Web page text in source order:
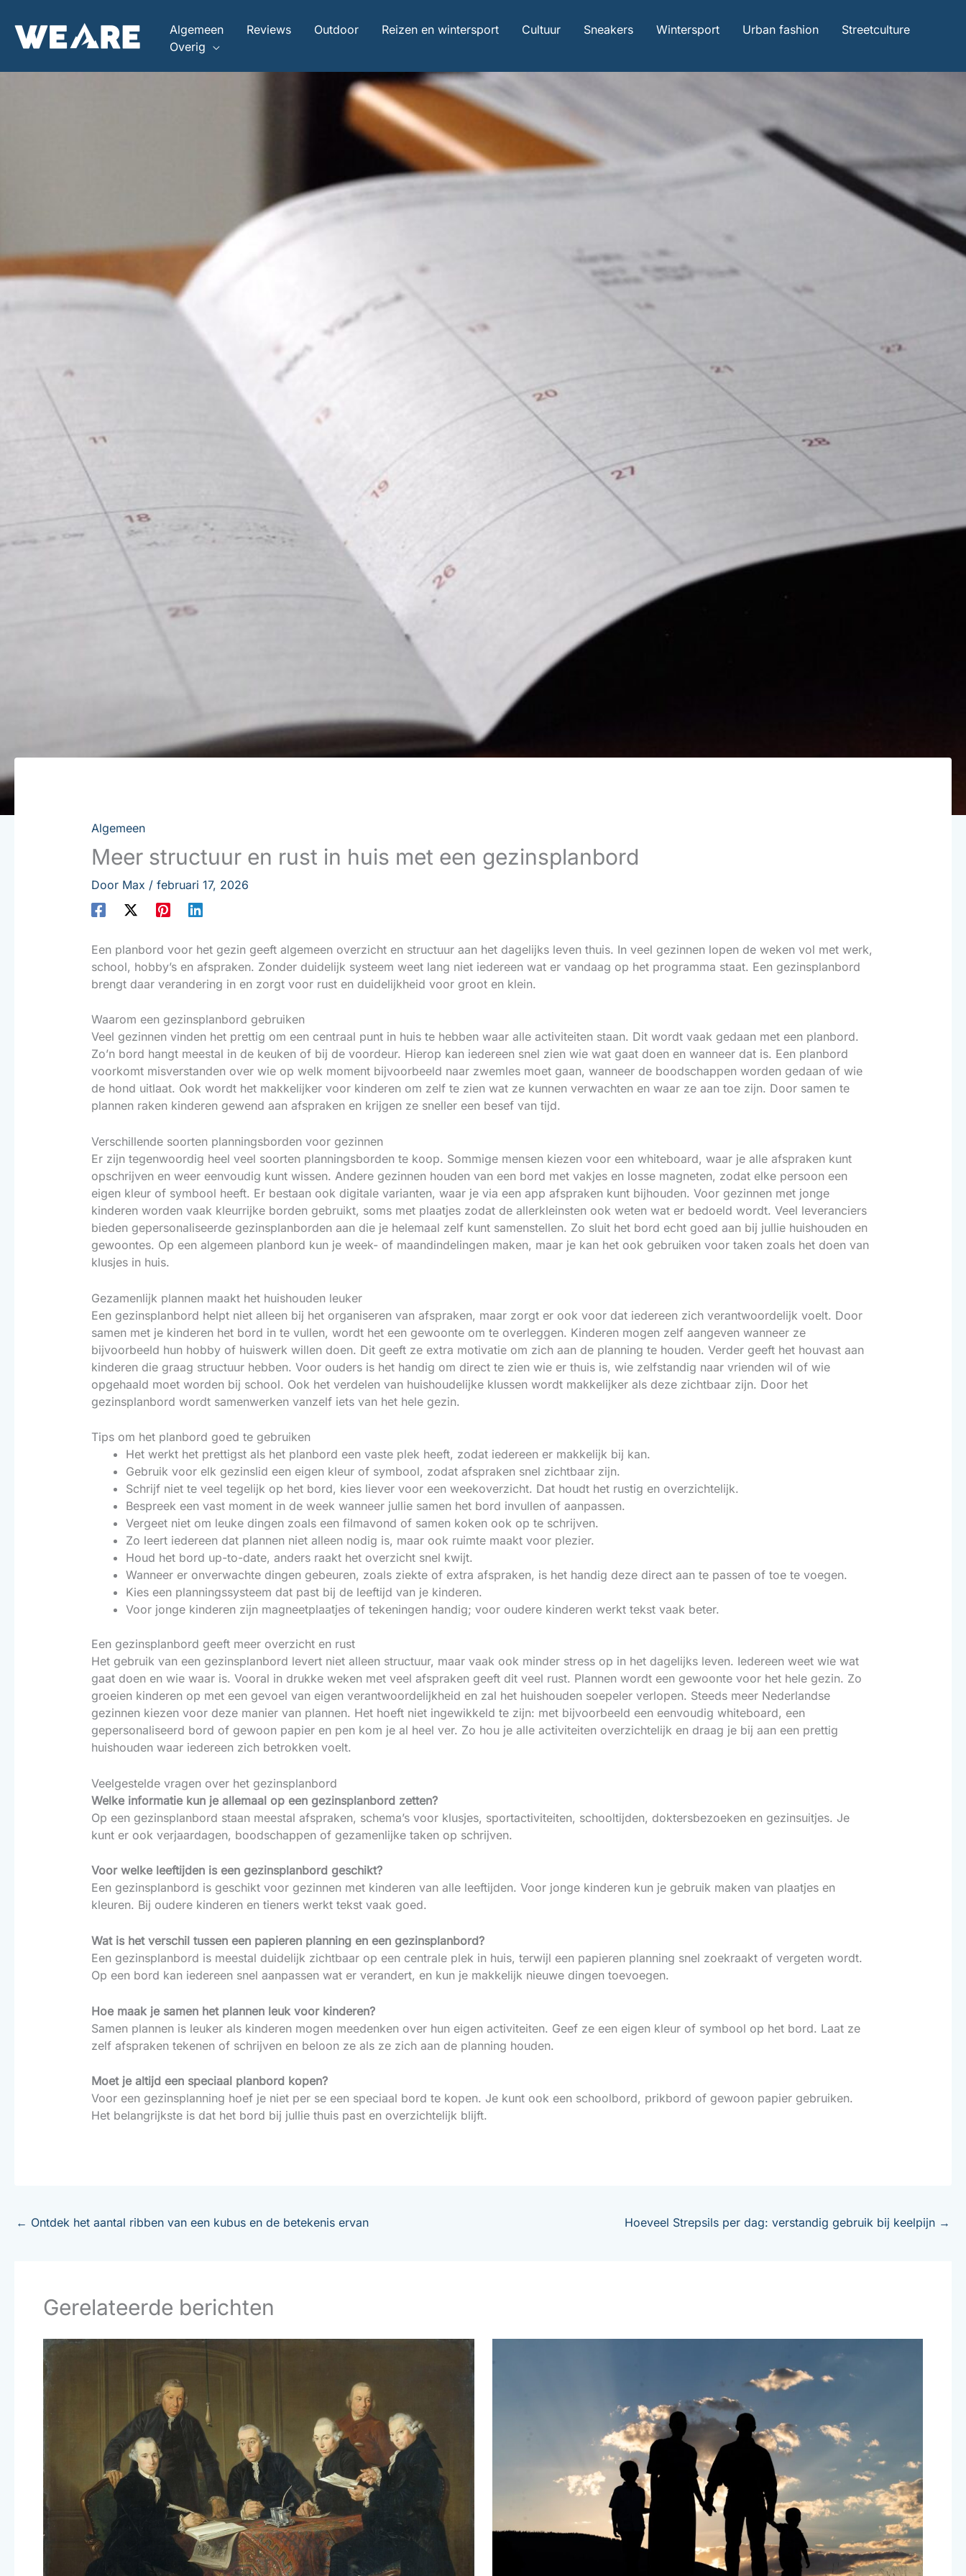
naar
Algemeen Reviews Outdoor Reizen en wintersport Cultuur Sneakers Wintersport Urban fashion
Streetculture
Overig
Algemeen
Meer structuur en rust in huis met een gezinsplanbord
Door Max / februari 17, 2026
Een planbord voor het gezin geeft algemeen overzicht en structuur aan het dagelijks leven thuis. In veel gezinnen lopen de weken vol met werk,
school, hobby’s en afspraken. Zonder duidelijk systeem weet lang niet iedereen wat er vandaag op het programma staat. Een gezinsplanbord
brengt daar verandering in en zorgt voor rust en duidelijkheid voor groot en klein.
Waarom een gezinsplanbord gebruiken
Veel gezinnen vinden het prettig om een centraal punt in huis te hebben waar alle activiteiten staan. Dit wordt vaak gedaan met een planbord.
Zo’n bord hangt meestal in de keuken of bij de voordeur. Hierop kan iedereen snel zien wie wat gaat doen en wanneer dat is. Een planbord
voorkomt misverstanden over wie op welk moment bijvoorbeeld naar zwemles moet gaan, wanneer de boodschappen worden gedaan of wie
de hond uitlaat. Ook wordt het makkelijker voor kinderen om zelf te zien wat ze kunnen verwachten en waar ze aan toe zijn. Door samen te
plannen raken kinderen gewend aan afspraken en krijgen ze sneller een besef van tijd.
Verschillende soorten planningsborden voor gezinnen
Er zijn tegenwoordig heel veel soorten planningsborden te koop. Sommige mensen kiezen voor een whiteboard, waar je alle afspraken kunt
opschrijven en weer eenvoudig kunt wissen. Andere gezinnen houden van een bord met vakjes en losse magneten, zodat elke persoon een
eigen kleur of symbool heeft. Er bestaan ook digitale varianten, waar je via een app afspraken kunt bijhouden. Voor gezinnen met jonge
kinderen worden vaak kleurrijke borden gebruikt, soms met plaatjes zodat de allerkleinsten ook weten wat er bedoeld wordt. Veel leveranciers
bieden gepersonaliseerde gezinsplanborden aan die je helemaal zelf kunt samenstellen. Zo sluit het bord echt goed aan bij jullie huishouden en
gewoontes. Op een algemeen planbord kun je week- of maandindelingen maken, maar je kan het ook gebruiken voor taken zoals het doen van
klusjes in huis.
Gezamenlijk plannen maakt het huishouden leuker
Een gezinsplanbord helpt niet alleen bij het organiseren van afspraken, maar zorgt er ook voor dat iedereen zich verantwoordelijk voelt. Door
samen met je kinderen het bord in te vullen, wordt het een gewoonte om te overleggen. Kinderen mogen zelf aangeven wanneer ze
bijvoorbeeld hun hobby of huiswerk willen doen. Dit geeft ze extra motivatie om zich aan de planning te houden. Verder geeft het houvast aan
kinderen die graag structuur hebben. Voor ouders is het handig om direct te zien wie er thuis is, wie zelfstandig naar vrienden wil of wie
opgehaald moet worden bij school. Ook het verdelen van huishoudelijke klussen wordt makkelijker als deze zichtbaar zijn. Door het
gezinsplanbord wordt samenwerken vanzelf iets van het hele gezin.
Tips om het planbord goed te gebruiken
Het werkt het prettigst als het planbord een vaste plek heeft, zodat iedereen er makkelijk bij kan.
Gebruik voor elk gezinslid een eigen kleur of symbool, zodat afspraken snel zichtbaar zijn.
Schrijf niet te veel tegelijk op het bord, kies liever voor een weekoverzicht. Dat houdt het rustig en overzichtelijk.
Bespreek een vast moment in de week wanneer jullie samen het bord invullen of aanpassen.
Vergeet niet om leuke dingen zoals een filmavond of samen koken ook op te schrijven.
Zo leert iedereen dat plannen niet alleen nodig is, maar ook ruimte maakt voor plezier.
Houd het bord up-to-date, anders raakt het overzicht snel kwijt.
Wanneer er onverwachte dingen gebeuren, zoals ziekte of extra afspraken, is het handig deze direct aan te passen of toe te voegen.
Kies een planningssysteem dat past bij de leeftijd van je kinderen.
Voor jonge kinderen zijn magneetplaatjes of tekeningen handig; voor oudere kinderen werkt tekst vaak beter.
Een gezinsplanbord geeft meer overzicht en rust
Het gebruik van een gezinsplanbord levert niet alleen structuur, maar vaak ook minder stress op in het dagelijks leven. Iedereen weet wie wat
gaat doen en wie waar is. Vooral in drukke weken met veel afspraken geeft dit veel rust. Plannen wordt een gewoonte voor het hele gezin. Zo
groeien kinderen op met een gevoel van eigen verantwoordelijkheid en zal het huishouden soepeler verlopen. Steeds meer Nederlandse
gezinnen kiezen voor deze manier van plannen. Het hoeft niet ingewikkeld te zijn: met bijvoorbeeld een eenvoudig whiteboard, een
gepersonaliseerd bord of gewoon papier en pen kom je al heel ver. Zo hou je alle activiteiten overzichtelijk en draag je bij aan een prettig
huishouden waar iedereen zich betrokken voelt.
Veelgestelde vragen over het gezinsplanbord
Welke informatie kun je allemaal op een gezinsplanbord zetten?
Op een gezinsplanbord staan meestal afspraken, schema’s voor klusjes, sportactiviteiten, schooltijden, doktersbezoeken en gezinsuitjes. Je
kunt er ook verjaardagen, boodschappen of gezamenlijke taken op schrijven.
Voor welke leeftijden is een gezinsplanbord geschikt?
Een gezinsplanbord is geschikt voor gezinnen met kinderen van alle leeftijden. Voor jonge kinderen kun je gebruik maken van plaatjes en
kleuren. Bij oudere kinderen en tieners werkt tekst vaak goed.
Wat is het verschil tussen een papieren planning en een gezinsplanbord?
Een gezinsplanbord is meestal duidelijk zichtbaar op een centrale plek in huis, terwijl een papieren planning snel zoekraakt of vergeten wordt.
Op een bord kan iedereen snel aanpassen wat er verandert, en kun je makkelijk nieuwe dingen toevoegen.
Hoe maak je samen het plannen leuk voor kinderen?
Samen plannen is leuker als kinderen mogen meedenken over hun eigen activiteiten. Geef ze een eigen kleur of symbool op het bord. Laat ze
zelf afspraken tekenen of schrijven en beloon ze als ze zich aan de planning houden.
Moet je altijd een speciaal planbord kopen?
Voor een gezinsplanning hoef je niet per se een speciaal bord te kopen. Je kunt ook een schoolbord, prikbord of gewoon papier gebruiken.
Het belangrijkste is dat het bord bij jullie thuis past en overzichtelijk blijft.
← Ontdek het aantal ribben van een kubus en de betekenis ervan Hoeveel Strepsils per dag: verstandig gebruik bij keelpijn →
Gerelateerde berichten